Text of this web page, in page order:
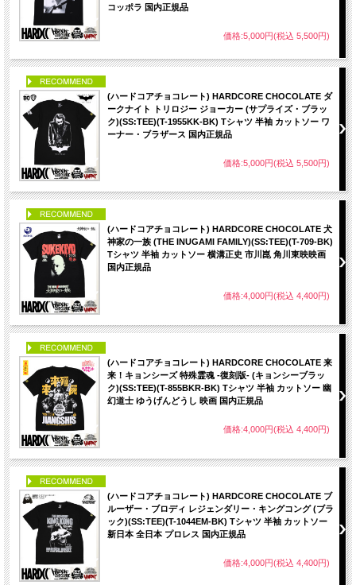
コッポラ 国内正規品
価格:5,000円(税込 5,500円)
(ハードコアチョコレート) HARDCORE CHOCOLATE ダ
ークナイト トリロジー ジョーカー (サプライズ・ブラッ
ク)(SS:TEE)(T-1955KK-BK) Tシャツ 半袖 カットソー ワ
ーナー・ブラザース 国内正規品
価格:5,000円(税込 5,500円)
(ハードコアチョコレート) HARDCORE CHOCOLATE 犬
神家の一族 (THE INUGAMI FAMILY)(SS:TEE)(T-709-BK)
Tシャツ 半袖 カットソー 横溝正史 市川崑 角川東映映画
国内正規品
価格:4,000円(税込 4,400円)
(ハードコアチョコレート) HARDCORE CHOCOLATE 来
来！キョンシーズ 特殊霊魂 -復刻版- (キョンシーブラッ
ク)(SS:TEE)(T-855BKR-BK) Tシャツ 半袖 カットソー 幽
幻道士 ゆうげんどうし 映画 国内正規品
価格:4,000円(税込 4,400円)
(ハードコアチョコレート) HARDCORE CHOCOLATE ブ
ルーザー・ブロディ レジェンダリー・キングコング (ブラ
ック)(SS:TEE)(T-1044EM-BK) Tシャツ 半袖 カットソー
新日本 全日本 プロレス 国内正規品
価格:4,000円(税込 4,400円)